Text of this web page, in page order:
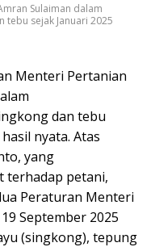
Sulaiman dalam
sejak Januari 2025
Menteri Pertanian
dan tebu
nyata. Atas
yang
terhadap petani,
Peraturan Menteri
September 2025
(singkong), tepung